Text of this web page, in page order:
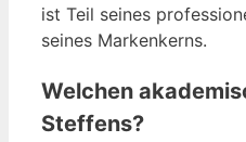
ist Teil seines
seines Markenkerns.
Welchen
Steffens?